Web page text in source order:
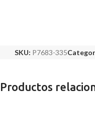
SKU: P7683-335
Productos